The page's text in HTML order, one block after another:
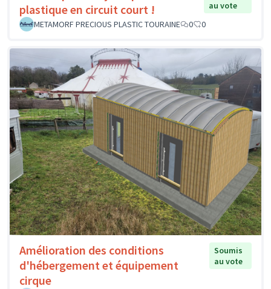
plastique en circuit court !
au vote
METAMORF PRECIOUS PLASTIC TOURAINE
0 0
Amélioration des conditions
d'hébergement et équipement
cirque
Soumis
au vote